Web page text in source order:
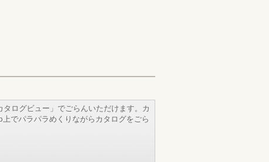
タログビュー」でごらんいただけます。カ
でパラパラめくりながらカタログをごら